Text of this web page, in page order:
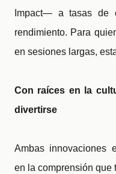
Impact— a tasas de
rendimiento. Para
en sesiones largas,
Con raíces en la
divertirse
Ambas innovaciones
en la comprensión que